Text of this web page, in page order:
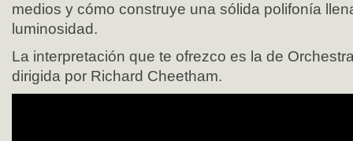
medios y cómo construye una sólida polifonía
luminosidad.
La interpretación que te ofrezco es la de
dirigida por Richard Cheetham.